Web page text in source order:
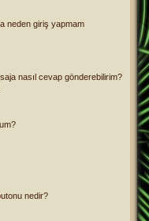
neden giriş yapmam
nasıl cevap gönderebilirim?
nedir?